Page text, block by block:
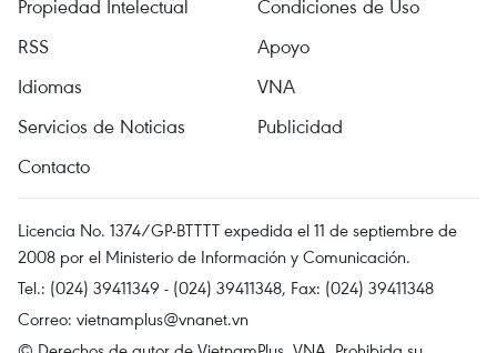
Propiedad Intelectual
Condiciones de Uso
RSS
Apoyo
Idiomas
VNA
Servicios de Noticias
Publicidad
Contacto
Licencia No. 1374/GP-BTTTT expedida el 11 de septiembre de
2008 por el Ministerio de Información y Comunicación.
Tel.: (024) 39411349 - (024) 39411348, Fax: (024) 39411348
Correo: vietnamplus@vnanet.vn